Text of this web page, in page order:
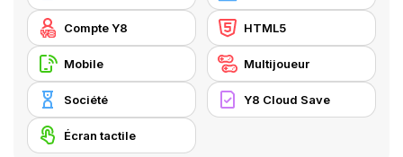
Compte Y8 HTML5
Mobile Multijoueur
Société Y8 Cloud Save
Écran tactile